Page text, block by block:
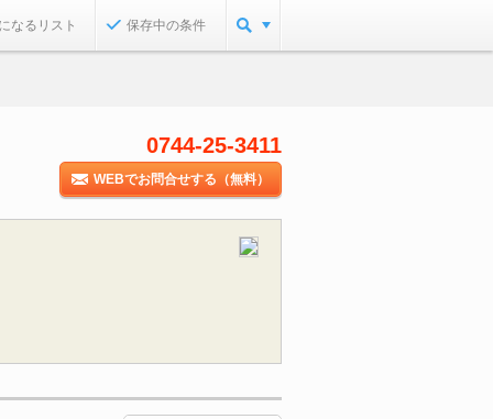
なるリスト 保存中の条件
0744-25-3411
WEBでお問合せする（無料）